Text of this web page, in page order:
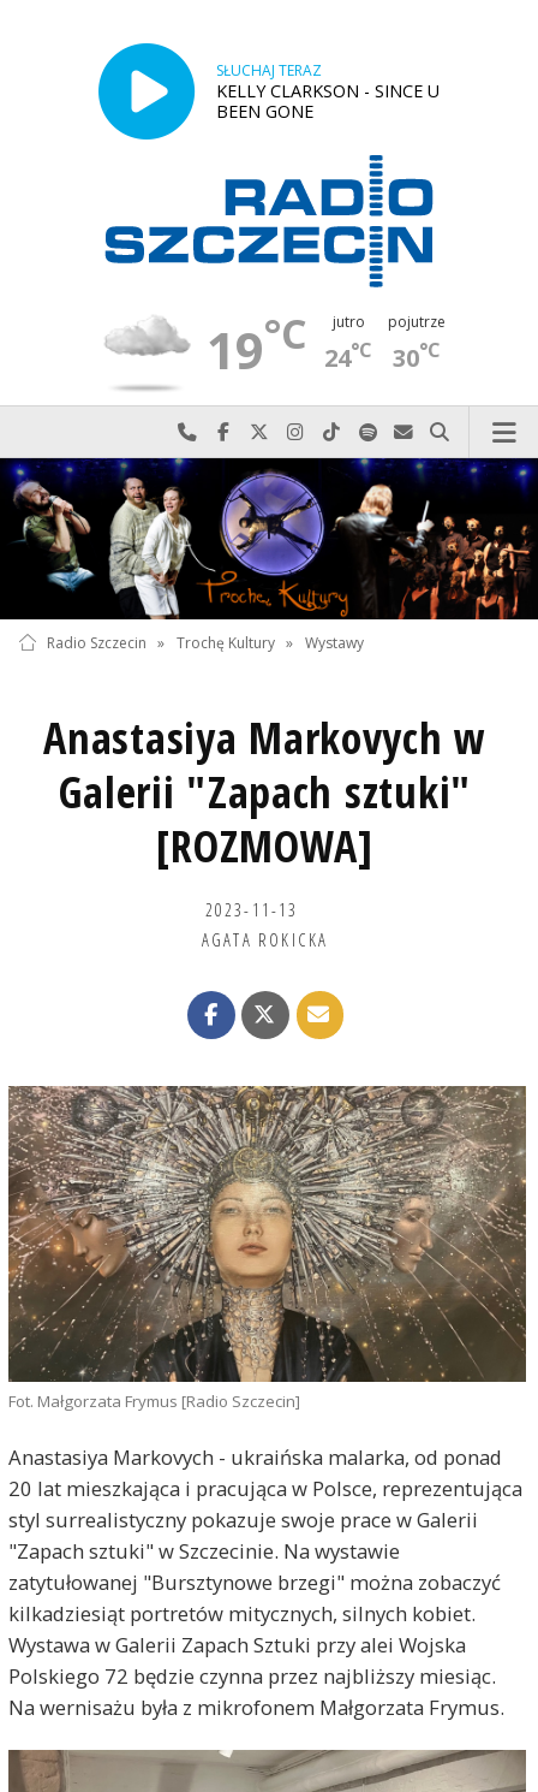
SŁUCHAJ TERAZ
KELLY CLARKSON - SINCE U
BEEN GONE
19°C jutro
24°C
pojutrze
30°C
Najlepiej po prostu do nas zadzwoń
Odwiedź nas na Facebook-u
Odwiedź nas na X
Odwiedź nas na Instagram-ie
Odwiedź nas na TikTok-u
Szukaj nas na Spotify
Wyślij do nas
Szukaj
Radio Szczecin » Trochę Kultury » Wystawy
Anastasiya Markovych w
Galerii "Zapach sztuki"
[ROZMOWA]
2023-11-13
AGATA ROKICKA
Fot. Małgorzata Frymus [Radio Szczecin]
Anastasiya Markovych - ukraińska malarka, od ponad
20 lat mieszkająca i pracująca w Polsce, reprezentująca
styl surrealistyczny pokazuje swoje prace w Galerii
"Zapach sztuki" w Szczecinie. Na wystawie
zatytułowanej "Bursztynowe brzegi" można zobaczyć
kilkadziesiąt portretów mitycznych, silnych kobiet.
Wystawa w Galerii Zapach Sztuki przy alei Wojska
Polskiego 72 będzie czynna przez najbliższy miesiąc.
Na wernisażu była z mikrofonem Małgorzata Frymus.